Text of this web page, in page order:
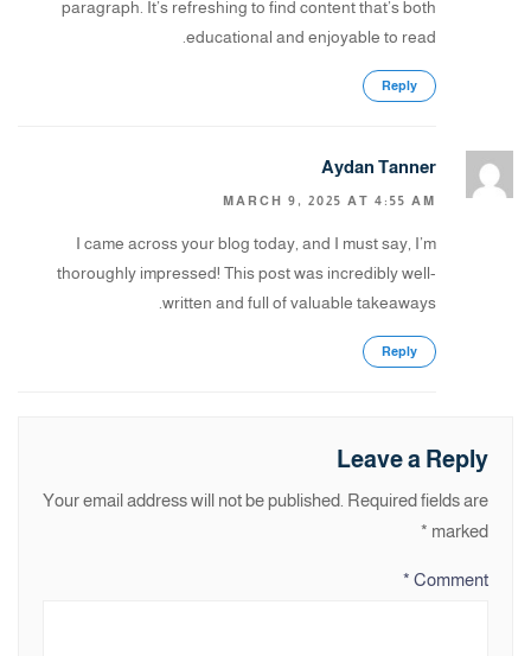
paragraph. It’s refreshing to find content that’s both
educational and enjoyable to read.
Reply
Aydan Tanner
MARCH 9, 2025 AT 4:55 AM
I came across your blog today, and I must say, I’m
thoroughly impressed! This post was incredibly well-
written and full of valuable takeaways.
Reply
Leave a Reply
Your email address will not be published. Required fields are
marked
*
Comment
*